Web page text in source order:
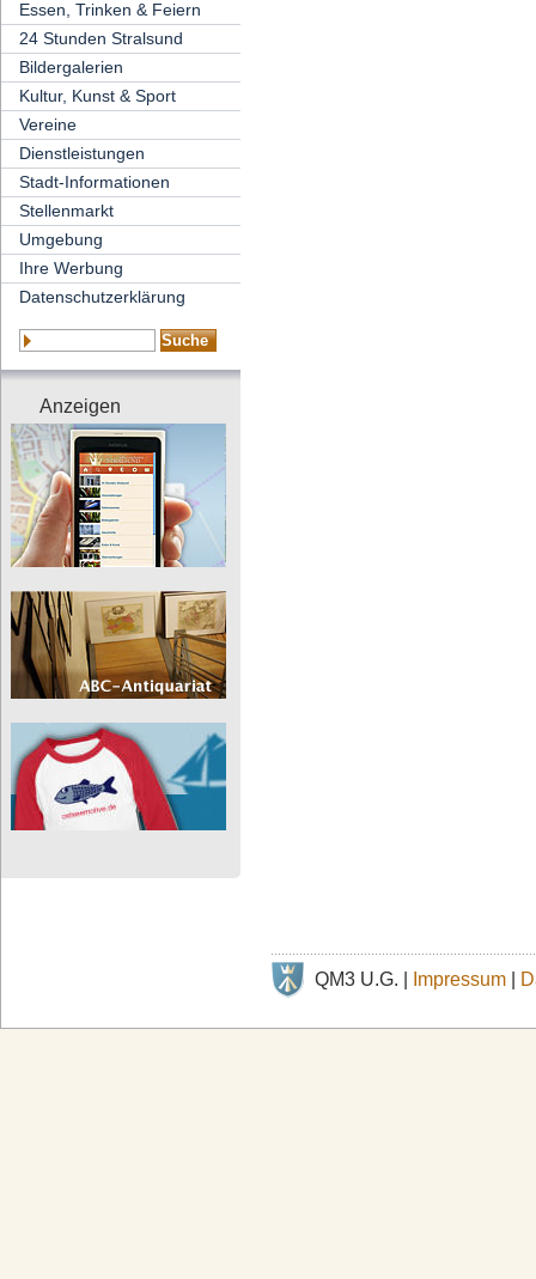
Essen, Trinken & Feiern
24 Stunden Stralsund
Bildergalerien
Kultur, Kunst & Sport
Vereine
Dienstleistungen
Stadt-Informationen
Stellenmarkt
Umgebung
Ihre Werbung
Datenschutzerklärung
Anzeigen
QM3 U.G. | Impressum